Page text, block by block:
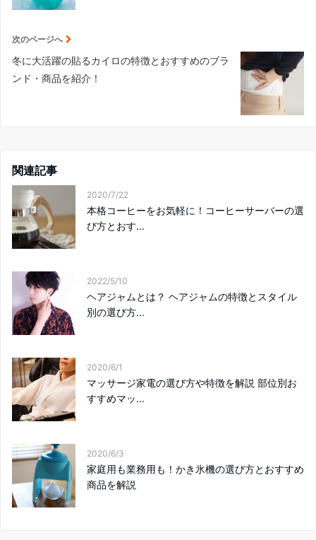
次のページへ
冬に大活躍の貼るカイロの特徴とおすすめのブラ
ンド・商品を紹介！
関連記事
2020/7/22
本格コーヒーをお気軽に！コーヒーサーバーの選
び方とおす...
2022/5/10
ヘアジャムとは？ ヘアジャムの特徴とスタイル
別の選び方...
2020/6/1
マッサージ家電の選び方や特徴を解説 部位別お
すすめマッ...
2020/6/3
家庭用も業務用も！かき氷機の選び方とおすすめ
商品を解説